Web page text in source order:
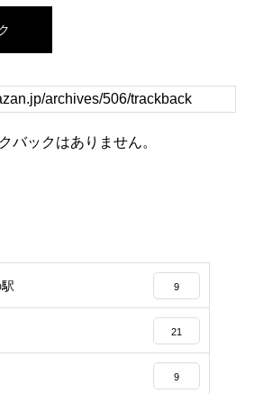
バックはありません。
9
21
9